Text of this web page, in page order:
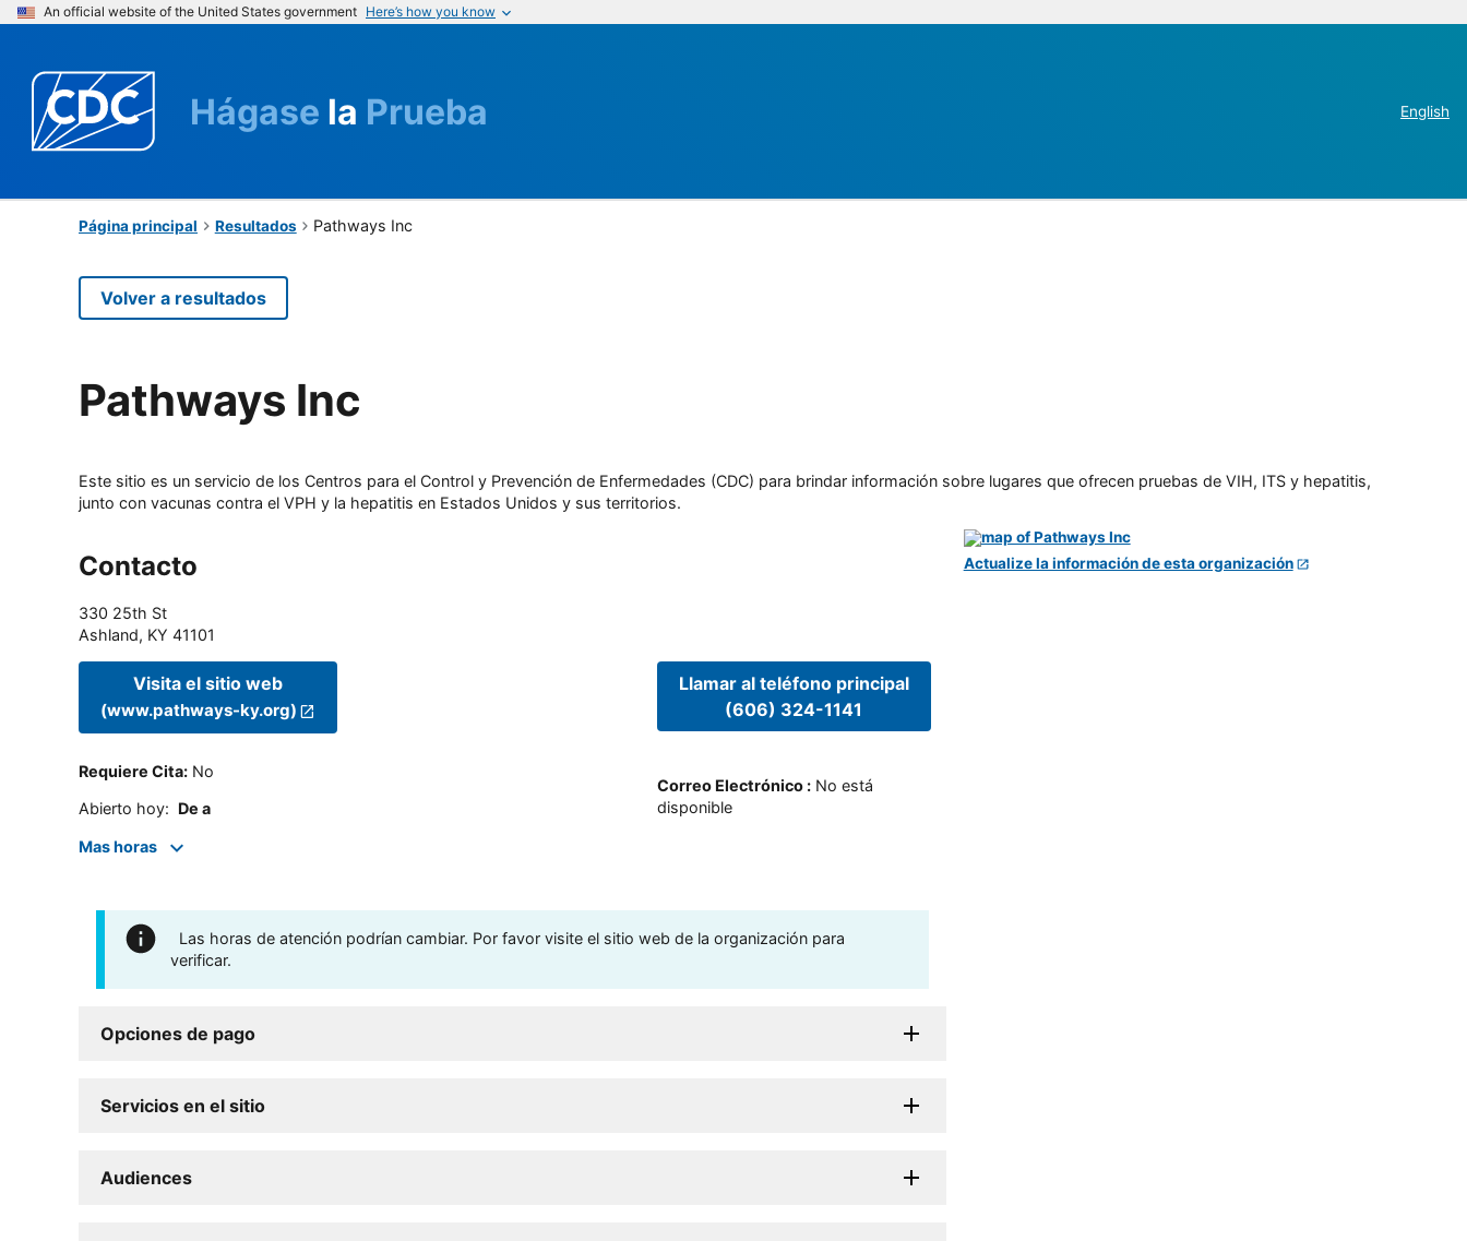
An official website of the United States government Here’s how you know
Hágase la Prueba English
Página principal Resultados Pathways Inc
Volver a resultados
Pathways Inc
Este sitio es un servicio de los Centros para el Control y Prevención de Enfermedades (CDC) para brindar información sobre lugares que ofrecen pruebas de VIH, ITS y hepatitis,
junto con vacunas contra el VPH y la hepatitis en Estados Unidos y sus territorios.
Contacto
330 25th St
Ashland, KY 41101
Visita el sitio web
(www.pathways-ky.org)
Requiere Cita: No
Abierto hoy: De a
Mas horas
Llamar al teléfono principal
(606) 324-1141
Correo Electrónico: No está
disponible
Las horas de atención podrían cambiar. Por favor visite el sitio web de la organización para
verificar.
Opciones de pago
Servicios en el sitio
Audiences
Actualize la información de esta organización